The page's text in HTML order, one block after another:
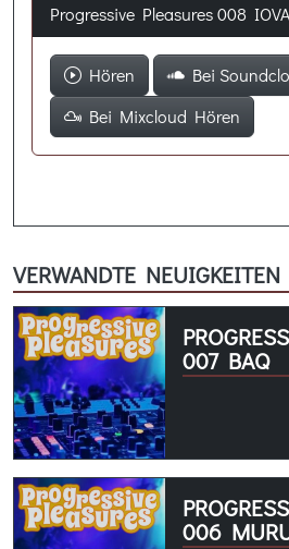
Progressive Pleasures 008
Hören
Bei
Bei Mixcloud Hören
VERWANDTE NEUIGKEITEN
007 BAQ
006